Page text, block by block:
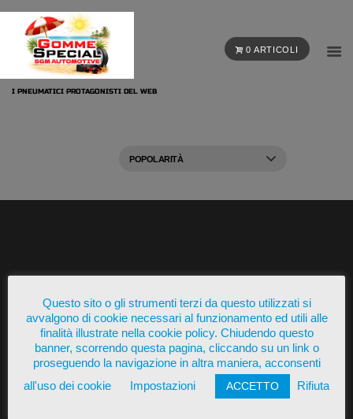
0 ARTICOLI
I PNEUMATICI PROTAGONISTI DEL WEB
Questo sito o gli strumenti terzi da questo utilizzati si
avvalgono di cookie necessari al funzionamento ed utili alle
finalità illustrate nella cookie policy. Chiudendo questo
banner, scorrendo questa pagina, cliccando su un link o
proseguendo la navigazione in altra maniera, acconsenti
all'uso dei cookie
Impostazioni ACCETTO Rifiuta